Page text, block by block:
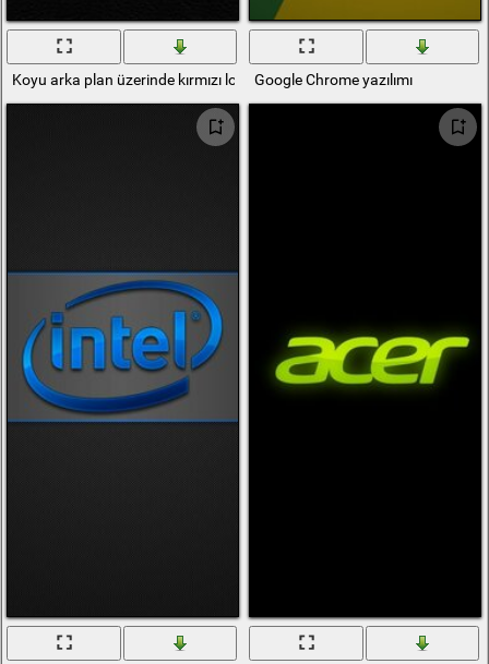
Koyu arka plan üzerinde kırmızı logo yazısıGoogle Chrome yazılımı